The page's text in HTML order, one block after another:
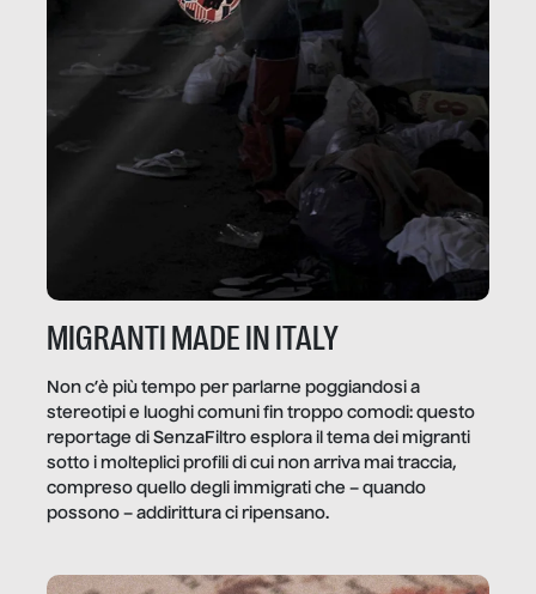
MIGRANTI MADE IN ITALY
Non c’è più tempo per parlarne poggiandosi a
stereotipi e luoghi comuni fin troppo comodi: questo
reportage di SenzaFiltro esplora il tema dei migranti
sotto i molteplici profili di cui non arriva mai traccia,
compreso quello degli immigrati che – quando
possono – addirittura ci ripensano.